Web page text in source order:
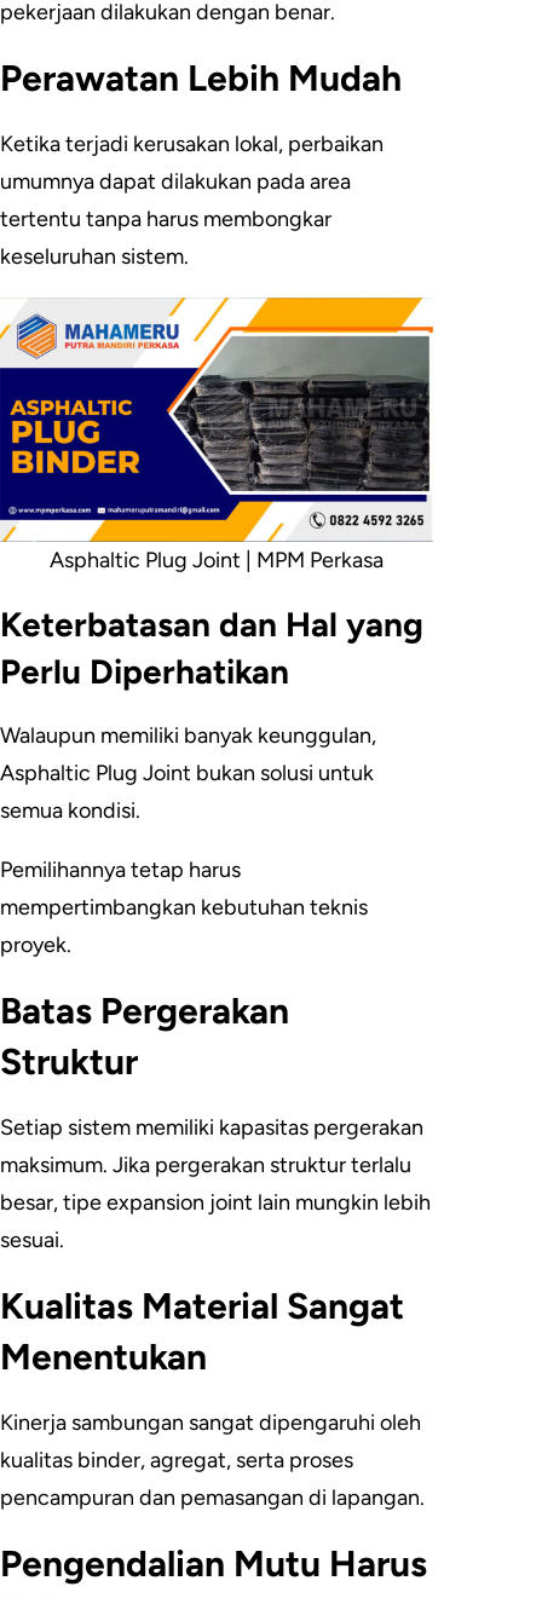
pekerjaan dilakukan dengan benar.
Perawatan Lebih Mudah
Ketika terjadi kerusakan lokal, perbaikan
umumnya dapat dilakukan pada area
tertentu tanpa harus membongkar
keseluruhan sistem.
Asphaltic Plug Joint | MPM Perkasa
Keterbatasan dan Hal yang
Perlu Diperhatikan
Walaupun memiliki banyak keunggulan,
Asphaltic Plug Joint bukan solusi untuk
semua kondisi.
Pemilihannya tetap harus
mempertimbangkan kebutuhan teknis
proyek.
Batas Pergerakan
Struktur
Setiap sistem memiliki kapasitas pergerakan
maksimum. Jika pergerakan struktur terlalu
besar, tipe expansion joint lain mungkin lebih
sesuai.
Kualitas Material Sangat
Menentukan
Kinerja sambungan sangat dipengaruhi oleh
kualitas binder, agregat, serta proses
pencampuran dan pemasangan di lapangan.
Pengendalian Mutu Harus